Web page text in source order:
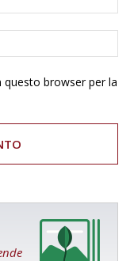
browser per la